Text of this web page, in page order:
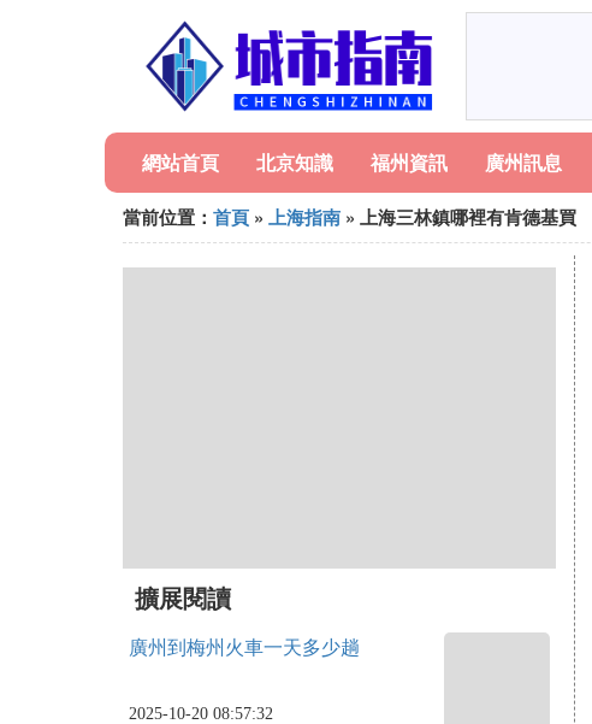
網站首頁 北京知識 福州資訊 廣州訊息
當前位置： 首頁 » 上海指南 » 上海三林鎮哪裡有肯德基買
擴展閱讀
廣州到梅州火車一天多少趟
2025-10-20 08:57:32